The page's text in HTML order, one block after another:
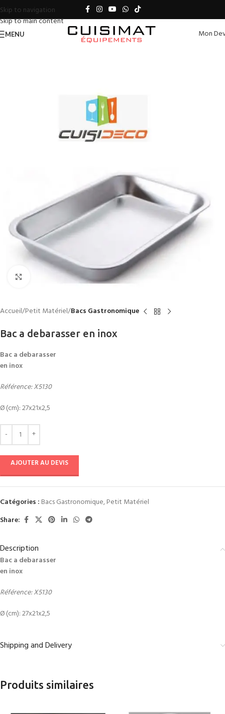
Skip to navigation
Skip to main content
MENU Mon
Click to enlarge
Accueil Petit Matériel Bacs Gastronomique
Bac a debarasser en inox
Bac a debarasser
en inox
Référence: X5130
Ø (cm): 27x21x2,5
AJOUTER AU DEVIS
Catégories : Bacs Gastronomique,Petit Matériel
Share:
Description
Bac a debarasser
en inox
Référence: X5130
Ø (cm): 27x21x2,5
Shipping and Delivery
Produits similaires